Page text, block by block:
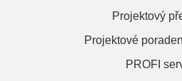
Projektový
Projektové
PROFI